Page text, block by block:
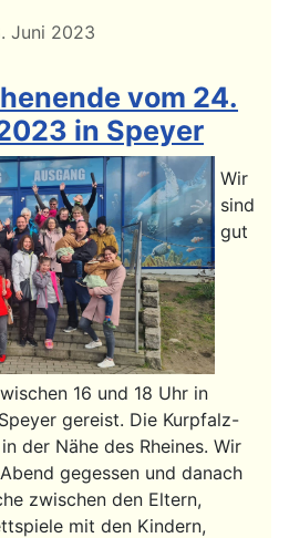
Juni 2023
vom 24.
in Speyer
Wir
sind
gut
16 und 18 Uhr in
gereist. Die Kurpfalz-
der Nähe des Rheines. Wir
gegessen und danach
zwischen den Eltern,
mit den Kindern,